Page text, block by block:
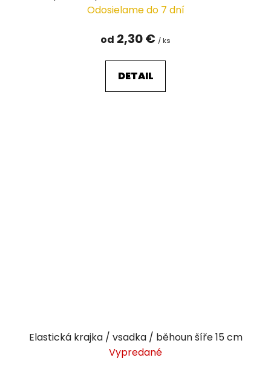
Odosielame do 7 dní
od 2,30 € / ks
DETAIL
Elastická krajka / vsadka / běhoun šíře 15 cm
Vypredané